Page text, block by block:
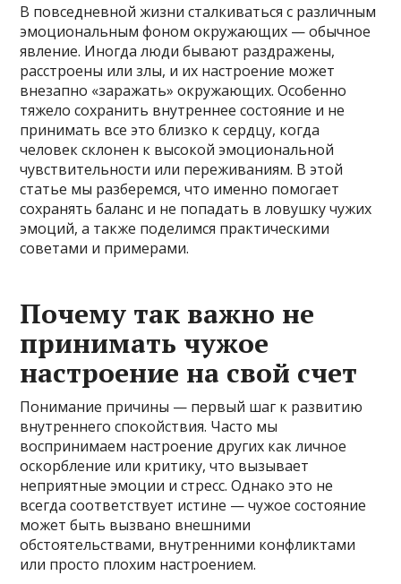
В повседневной жизни сталкиваться с различным
эмоциональным фоном окружающих — обычное
явление. Иногда люди бывают раздражены,
расстроены или злы, и их настроение может
внезапно «заражать» окружающих. Особенно
тяжело сохранить внутреннее состояние и не
принимать все это близко к сердцу, когда
человек склонен к высокой эмоциональной
чувствительности или переживаниям. В этой
статье мы разберемся, что именно помогает
сохранять баланс и не попадать в ловушку чужих
эмоций, а также поделимся практическими
советами и примерами.
Почему так важно не
принимать чужое
настроение на свой счет
Понимание причины — первый шаг к развитию
внутреннего спокойствия. Часто мы
воспринимаем настроение других как личное
оскорбление или критику, что вызывает
неприятные эмоции и стресс. Однако это не
всегда соответствует истине — чужое состояние
может быть вызвано внешними
обстоятельствами, внутренними конфликтами
или просто плохим настроением.